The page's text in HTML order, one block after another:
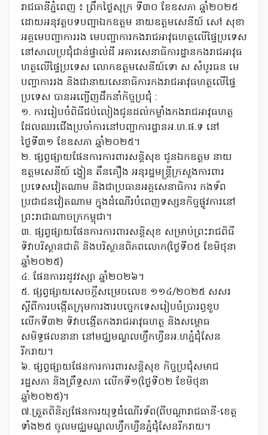
រាជធានីភ្នំពេញ ៖ ព្រឹកថ្ងៃសុក្រ ទី៣០ ខែឧសភា ឆ្នាំ២០២៥
ដោយអនុវត្តបទបញ្ជាឯកឧត្តម នាយឧត្តមសេនីយ៍ សៅ សុខា
អគ្គមេបញ្ជាការរង មេបញ្ជាការកងរាជអាវុធហត្ថលើផ្ទៃប្រទេស
នៅសាលប្រជុំជាន់ផ្ទាល់ដី អគារសេនាធិការដ្ឋានកងរាជអាវុធ
ហត្ថលើផ្ទៃប្រទេស លោកឧត្តមសេនីយ៍ទោ ស សំបូរធន មេ
បញ្ជាការរង និងជានាយសេនាធិការកងរាជអាវុធហត្ថលើផ្ទៃ
ប្រទេស បានអញ្ជើញដឹកនាំកិច្ចប្រជុំ :
១. ការរៀបចំពិធីជប់លៀងជូនដល់កម្លាំងកងរាជអាវុធហត្ថ
ដែលឈរជើងប្រចាំការនៅបញ្ជាការដ្ឋានអ.ហ.ផ.ទ នៅ
ថ្ងៃទី៣១ ខែឧសភា ឆ្នាំ២០២៥។
២. ផ្សព្វផ្សាយផែនការការពារសន្តិសុខ ជូនឯកឧត្តម នាយ
ឧត្តមសេនីយ៍ ង្វៀន តឹនគឿង អនុរដ្ឋមន្ត្រីក្រសួងការពារ
ប្រទេសវៀតណាម និងជាប្រធានអគ្គសេនាធិការ កងទ័ព
ប្រជាជនវៀតណាម ក្នុងដំណើរបំពេញទស្សនកិច្ចផ្លូវការនៅ
ព្រះរាជាណាចក្រកម្ពុជា។
៣. ផ្សព្វផ្សាយផែនការការពារសន្តិសុខ សម្រាប់ព្រះរាជពិធី
ទិវាបរិស្ថានជាតិ និងបរិស្ថានពិភពលោក(ថ្ងៃទី០៥ ខែមិថុនា
ឆ្នាំ២០២៥)
៤. ផែនការរដូវវស្សា ឆ្នាំ២០២៦។
៥. ផ្សព្វផ្សាយសេចក្តីសម្រេចលេខ ១១៤/២០២៥ សសរ
ស្តីពីការបង្កើតក្រុមការងារបច្ចេកទេសរៀបចំប្រារព្ធខួប
លើកទី៣២ ទិវាបង្កើតកងរាជអាវុធហត្ថ និងសម្ពោធ
សមិទ្ធផលនានា នៅមជ្ឈមណ្ឌលហ្វឹកហ្វឺនអ.ហភ្នំជុំសែន
រីករាយ។
៦. ផ្សព្វផ្សាយផែនការការពារសន្តិសុខ កិច្ចប្រជុំសមាជ
រដ្ឋសភា និងព្រឹទ្ធសភា លើកទី១(ថ្ងៃទី០២ ខែមិថុនា
ឆ្នាំ២០២៥)។
៧.ត្រួតពិនិត្យផែនការយុទ្ធដំណើរទ័ព(ពីបណ្តារាជធានី-ខេត្ត
ទាំង២៥ ចូលមជ្ឈមណ្ឌលហ្វឹកហ្វឺនភ្នំជុំសែនរីករាយ។